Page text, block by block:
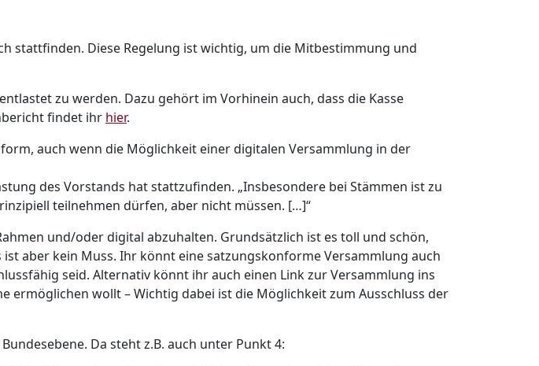
stattfinden. Diese Regelung ist wichtig, um die Mitbestimmung und
zu werden. Dazu gehört im Vorhinein auch, dass die Kasse
findet ihr hier.
auch wenn die Möglichkeit einer digitalen Versammlung in der
des Vorstands hat stattzufinden. „Insbesondere bei Stämmen ist zu
teilnehmen dürfen, aber nicht müssen. […]“
und/oder digital abzuhalten. Grundsätzlich ist es toll und schön,
aber kein Muss. Ihr könnt eine satzungskonforme Versammlung auch
seid. Alternativ könnt ihr auch einen Link zur Versammlung ins
ermöglichen wollt – Wichtig dabei ist die Möglichkeit zum Ausschluss der
Da steht z.B. auch unter Punkt 4: